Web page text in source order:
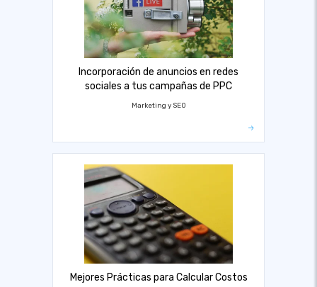
Incorporación de anuncios en redes
sociales a tus campañas de PPC
Marketing y SEO
Mejores Prácticas para Calcular Costos